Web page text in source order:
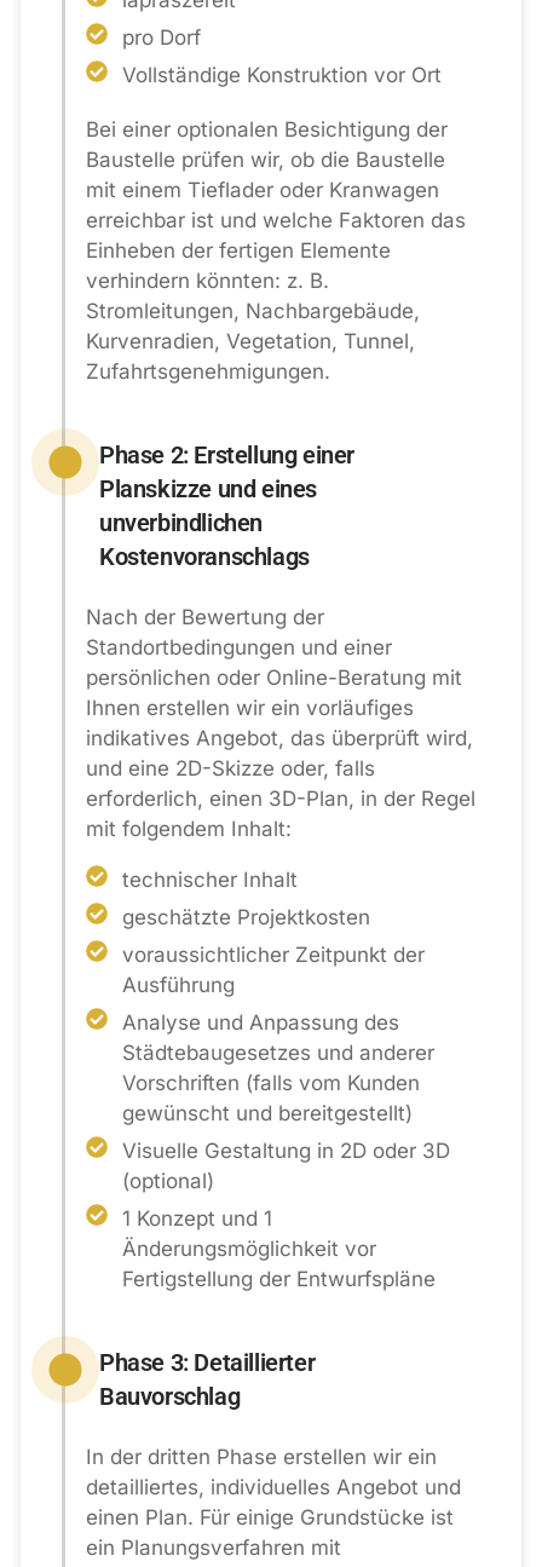
pro Dorf
Vollständige Konstruktion vor Ort
Bei einer optionalen Besichtigung der
Baustelle prüfen wir, ob die Baustelle
mit einem Tieflader oder Kranwagen
erreichbar ist und welche Faktoren das
Einheben der fertigen Elemente
verhindern könnten: z. B.
Stromleitungen, Nachbargebäude,
Kurvenradien, Vegetation, Tunnel,
Zufahrtsgenehmigungen.
Phase 2: Erstellung einer
Planskizze und eines
unverbindlichen
Kostenvoranschlags
Nach der Bewertung der
Standortbedingungen und einer
persönlichen oder Online-Beratung mit
Ihnen erstellen wir ein vorläufiges
indikatives Angebot, das überprüft wird,
und eine 2D-Skizze oder, falls
erforderlich, einen 3D-Plan, in der Regel
mit folgendem Inhalt:
technischer Inhalt
geschätzte Projektkosten
voraussichtlicher Zeitpunkt der
Ausführung
Analyse und Anpassung des
Städtebaugesetzes und anderer
Vorschriften (falls vom Kunden
gewünscht und bereitgestellt)
Visuelle Gestaltung in 2D oder 3D
(optional)
1 Konzept und 1
Änderungsmöglichkeit vor
Fertigstellung der Entwurfspläne
Phase 3: Detaillierter
Bauvorschlag
In der dritten Phase erstellen wir ein
detailliertes, individuelles Angebot und
einen Plan. Für einige Grundstücke ist
ein Planungsverfahren mit